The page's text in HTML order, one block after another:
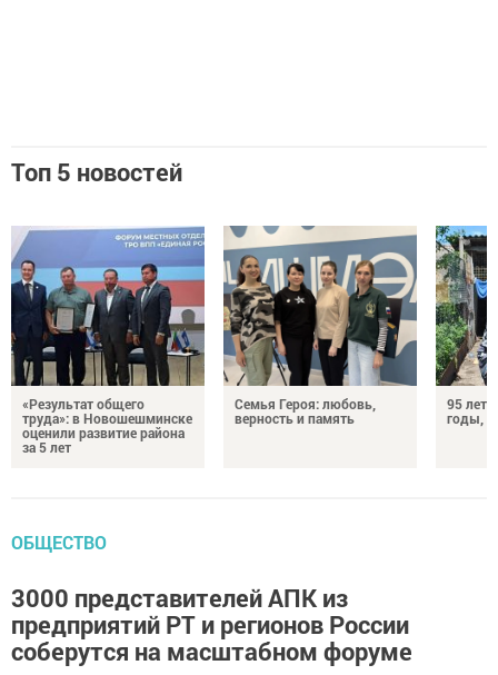
Топ 5 новостей
«Результат общего
труда»: в Новошешминске
оценили развитие района
за 5 лет
Семья Героя: любовь,
верность и память
95 лет
годы,
ОБЩЕСТВО
3000 представителей АПК из
предприятий РТ и регионов России
соберутся на масштабном форуме